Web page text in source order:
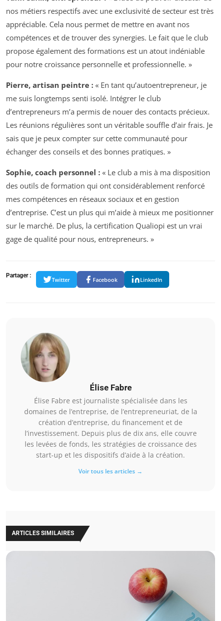
nos métiers respectifs avec une exclusivité de secteur est très
appréciable. Cela nous permet de mettre en avant nos
compétences et de trouver des synergies. Le fait que le club
propose également des formations est un atout indéniable
pour notre croissance personnelle et professionnelle. »
Pierre, artisan peintre : « En tant qu’autoentrepreneur, je
me suis longtemps senti isolé. Intégrer le club
d’entrepreneurs m’a permis de nouer des contacts précieux.
Les réunions régulières sont un véritable souffle d’air frais. Je
sais que je peux compter sur cette communauté pour
échanger des conseils et des bonnes pratiques. »
Sophie, coach personnel : « Le club a mis à ma disposition
des outils de formation qui ont considérablement renforcé
mes compétences en réseaux sociaux et en gestion
d’entreprise. C’est un plus qui m’aide à mieux me positionner
sur le marché. De plus, la certification Qualiopi est un vrai
gage de qualité pour nous, entrepreneurs. »
Partager :
Twitter Facebook LinkedIn
Élise Fabre
Élise Fabre est journaliste spécialisée dans les
domaines de l’entreprise, de l’entrepreneuriat, de la
création d’entreprise, du financement et de
l’investissement. Depuis plus de dix ans, elle couvre
les levées de fonds, les stratégies de croissance des
start-up et les dispositifs d’aide à la création.
Voir tous les articles →
ARTICLES SIMILAIRES